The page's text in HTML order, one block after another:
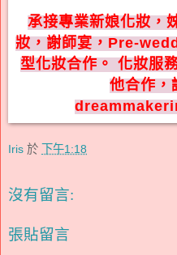
承接專業新娘化妝，
妝，謝師宴，Pre-
型化妝合作。 化妝服
他合作，
Iris 於 下午1:18
沒有留言:
張貼留言